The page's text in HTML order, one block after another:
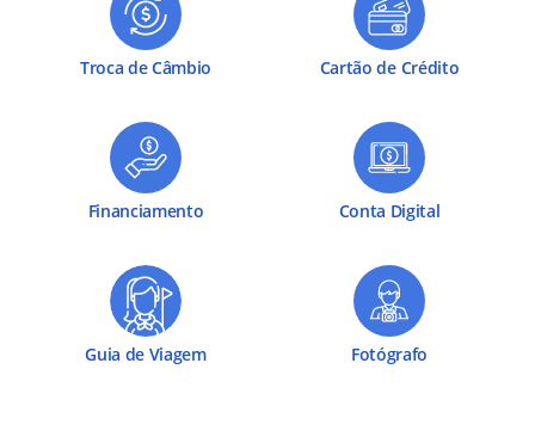
Troca de Câmbio Cartão de Crédito
Financiamento Conta Digital
Guia de Viagem Fotógrafo